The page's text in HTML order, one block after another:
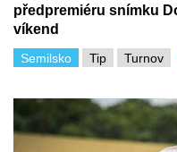
předpremiéru snímku
víkend
Semilsko Tip Turnov